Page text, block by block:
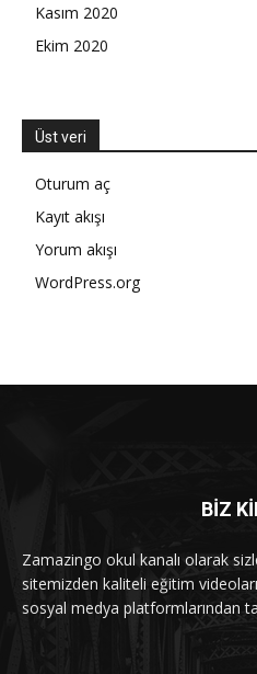
Kasım 2020
Ekim 2020
Üst veri
Oturum aç
Kayıt akışı
Yorum akışı
WordPress.org
BİZ
Zamazingo okul kanalı olarak
sitemizden kaliteli eğitim
sosyal medya platformlarından